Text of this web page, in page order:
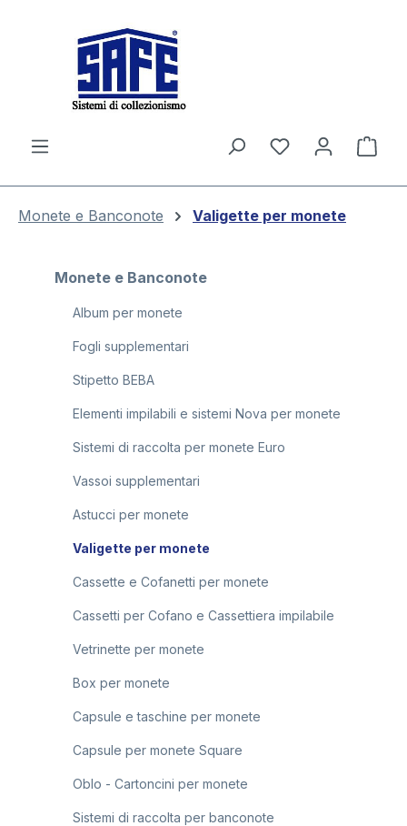
Il
Monete e Banconote Valigette per monete
Monete e Banconote
Album per monete
Fogli supplementari
Stipetto BEBA
Elementi impilabili e sistemi Nova per monete
Sistemi di raccolta per monete Euro
Vassoi supplementari
Astucci per monete
Valigette per monete
Cassette e Cofanetti per monete
Cassetti per Cofano e Cassettiera impilabile
Vetrinette per monete
Box per monete
Capsule e taschine per monete
Capsule per monete Square
Oblo - Cartoncini per monete
Sistemi di raccolta per banconote